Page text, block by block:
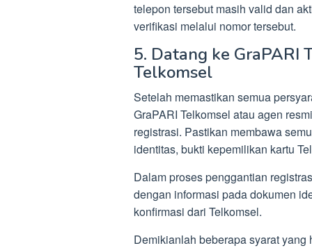
telepon tersebut masih valid dan
verifikasi melalui nomor tersebut.
5. Datang ke GraPARI
Telkomsel
Setelah memastikan semua
GraPARI Telkomsel atau agen
registrasi. Pastikan membawa
identitas, bukti kepemilikan kartu
Dalam proses penggantian
dengan informasi pada dokumen
konfirmasi dari Telkomsel.
Demikianlah beberapa syarat